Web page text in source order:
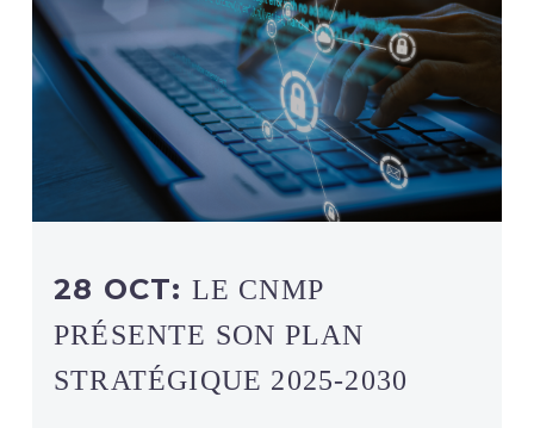
28 OCT: LE CNMP
PRÉSENTE SON PLAN
STRATÉGIQUE 2025-2030